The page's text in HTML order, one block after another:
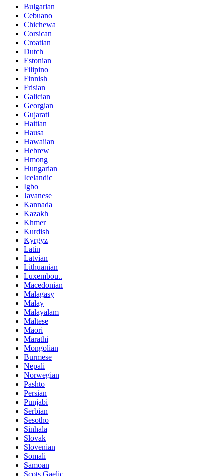
Bulgarian
Cebuano
Chichewa
Corsican
Croatian
Dutch
Estonian
Filipino
Finnish
Frisian
Galician
Georgian
Gujarati
Haitian
Hausa
Hawaiian
Hebrew
Hmong
Hungarian
Icelandic
Igbo
Javanese
Kannada
Kazakh
Khmer
Kurdish
Kyrgyz
Latin
Latvian
Lithuanian
Luxembou..
Macedonian
Malagasy
Malay
Malayalam
Maltese
Maori
Marathi
Mongolian
Burmese
Nepali
Norwegian
Pashto
Persian
Punjabi
Serbian
Sesotho
Sinhala
Slovak
Slovenian
Somali
Samoan
Scots Gaelic